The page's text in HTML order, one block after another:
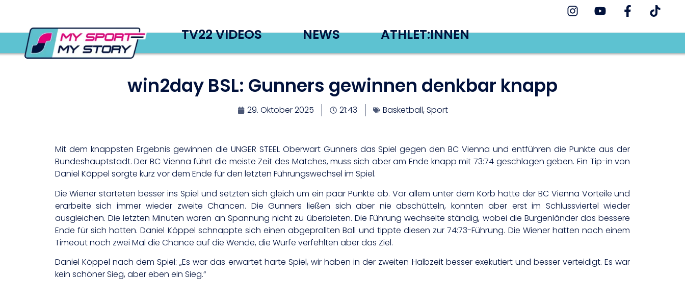
TV22 VIDEOS NEWS ATHLET:INNEN
win2day BSL: Gunners gewinnen denkbar knapp
29. Oktober 2025 21:43 Basketball,Sport
Mit dem knappsten Ergebnis gewinnen die UNGER STEEL Oberwart Gunners das Spiel gegen den BC Vienna und entführen die Punkte aus der
Bundeshauptstadt. Der BC Vienna führt die meiste Zeit des Matches, muss sich aber am Ende knapp mit 73:74 geschlagen geben. Ein Tip-in von
Daniel Köppel sorgte kurz vor dem Ende für den letzten Führungswechsel im Spiel.
Die Wiener starteten besser ins Spiel und setzten sich gleich um ein paar Punkte ab. Vor allem unter dem Korb hatte der BC Vienna Vorteile und
erarbeite sich immer wieder zweite Chancen. Die Gunners ließen sich aber nie abschütteln, konnten aber erst im Schlussviertel wieder
ausgleichen. Die letzten Minuten waren an Spannung nicht zu überbieten. Die Führung wechselte ständig, wobei die Burgenländer das bessere
Ende für sich hatten. Daniel Köppel schnappte sich einen abgeprallten Ball und tippte diesen zur 74:73-Führung. Die Wiener hatten nach einem
Timeout noch zwei Mal die Chance auf die Wende, die Würfe verfehlten aber das Ziel.
Daniel Köppel nach dem Spiel: „Es war das erwartet harte Spiel, wir haben in der zweiten Halbzeit besser exekutiert und besser verteidigt. Es war
kein schöner Sieg, aber eben ein Sieg.“